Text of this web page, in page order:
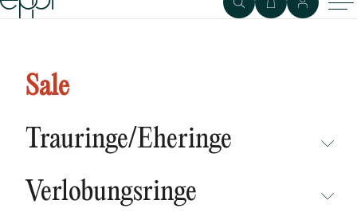
Sale
Trauringe/Eheringe
NEUHEITEN
Verlobungsringe
Grown Diamanten Zeta